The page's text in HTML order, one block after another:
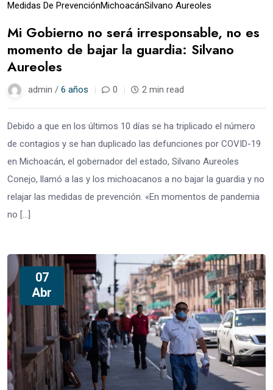
Medidas De PrevenciónMichoacánSilvano Aureoles
Mi Gobierno no será irresponsable, no es
momento de bajar la guardia: Silvano
Aureoles
admin / 6 años 0 2 min read
Debido a que en los últimos 10 días se ha triplicado el número
de contagios y se han duplicado las defunciones por COVID-19
en Michoacán, el gobernador del estado, Silvano Aureoles
Conejo, llamó a las y los michoacanos a no bajar la guardia y no
relajar las medidas de prevención. «En momentos de pandemia
no […]
07
Abr